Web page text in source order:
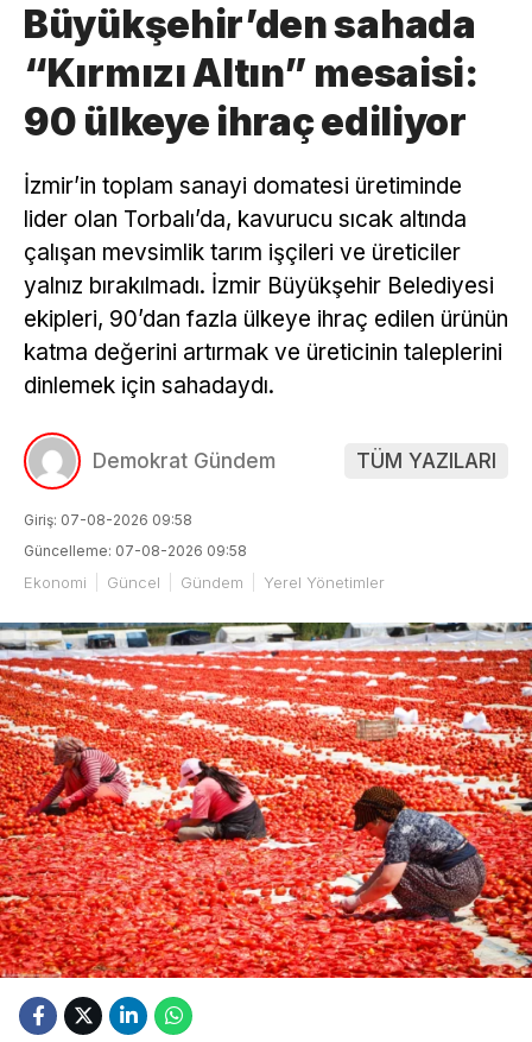
Büyükşehir’den sahada
“Kırmızı Altın” mesaisi:
90 ülkeye ihraç ediliyor
İzmir’in toplam sanayi domatesi üretiminde
lider olan Torbalı’da, kavurucu sıcak altında
çalışan mevsimlik tarım işçileri ve üreticiler
yalnız bırakılmadı. İzmir Büyükşehir Belediyesi
ekipleri, 90’dan fazla ülkeye ihraç edilen ürünün
katma değerini artırmak ve üreticinin taleplerini
dinlemek için sahadaydı.
Demokrat Gündem TÜM YAZILARI
Giriş: 07-08-2026 09:58
Güncelleme: 07-08-2026 09:58
Ekonomi Güncel Gündem Yerel Yönetimler